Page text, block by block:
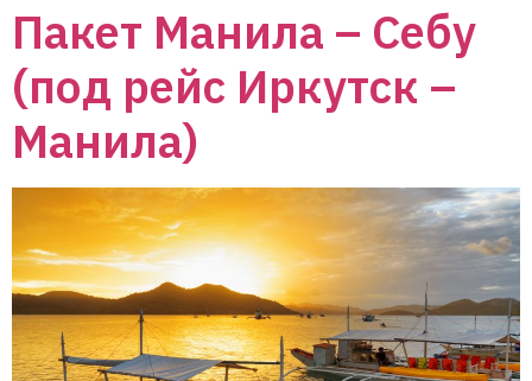
Пакет Манила – Себу
(под рейс Иркутск –
Манила)